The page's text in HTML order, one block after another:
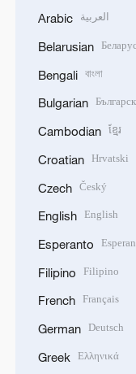
Arabic العربية
Belarusian
Bengali বাংলা
Bulgarian
Cambodian ខ្មែរ
Croatian Hrvatski
Czech Český
English English
Esperanto
Filipino Filipino
French Français
German Deutsch
Greek Ελληνικά